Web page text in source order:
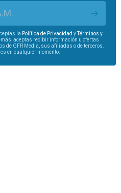
la Política de Privacidad yTérminos y
aceptas recibir información u ofertas
de GFR Media, sus afiliadas o de terceros.
en cualquier momento.